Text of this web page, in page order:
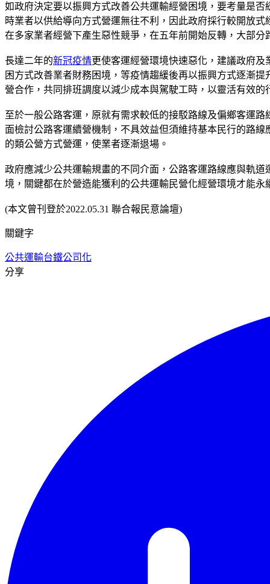
如政府決定要以振興方式改善公共運輸經營困境，要考量是
時業者以供給導向方式營運無往不利，因此政府採行較開放
在多家業者經營下產生惡性競爭，在五年前開始反轉，大部
長達二年的新冠疫情更使客運經營環境快速惡化，建議政府
困方式改善業者財務困境，等疫情趨緩後再以振興方式逐漸
營合作，共同排班調度以減少成本與駕駛工時，以靈活有效
至於一般公路客運，原就有需求較低的接駁路線及偏鄉客運
面檢討公路客運續營機制，不具效益但須維持基本民行的路
的類公營方式營運，使業者逐漸退場。
政府應減少公共運輸規畫的不同介面，公路客運路線應與軌
境，關鍵都在於營造能獲利的公共運輸民營化經營環境才能
(本文曾刊登於2022.05.31 聯合報民意論壇)
關鍵字
公共運輸台鐵公司化
分享